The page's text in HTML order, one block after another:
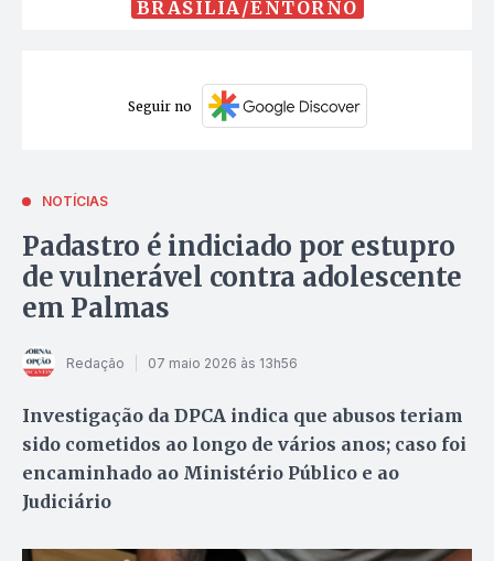
BRASÍLIA/ENTORNO
Seguir no
NOTÍCIAS
Padastro é indiciado por estupro
de vulnerável contra adolescente
em Palmas
Redação 07 maio 2026 às 13h56
Investigação da DPCA indica que abusos teriam
sido cometidos ao longo de vários anos; caso foi
encaminhado ao Ministério Público e ao
Judiciário